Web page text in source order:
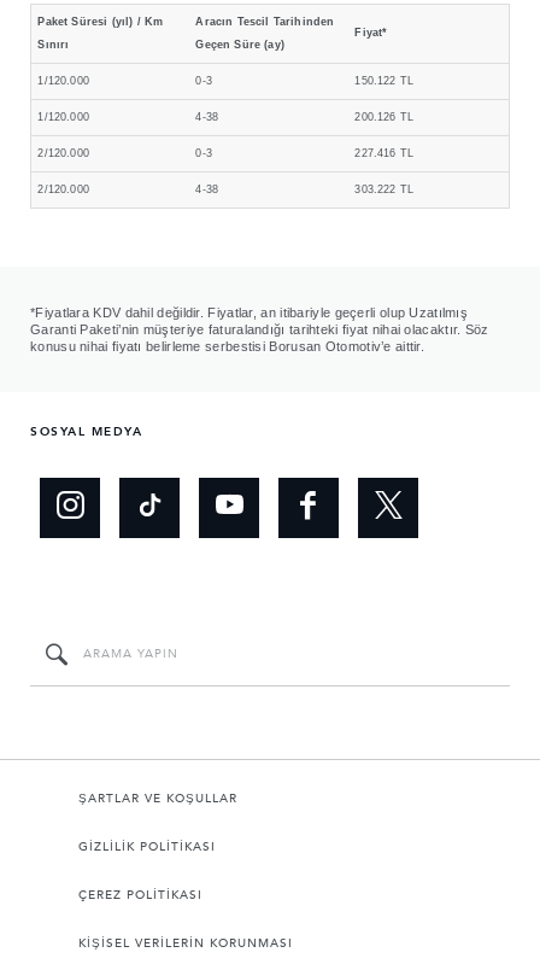
Paket Süresi (yıl) / Km
Sınırı
Aracın Tescil Tarihinden
Geçen Süre (ay)
Fiyat*
1/120.000 0-3 150.122 TL
1/120.000 4-38 200.126 TL
2/120.000 0-3 227.416 TL
2/120.000 4-38 303.222 TL
*Fiyatlara KDV dahil değildir. Fiyatlar, an itibariyle geçerli olup Uzatılmış
Garanti Paketi’nin müşteriye faturalandığı tarihteki fiyat nihai olacaktır. Söz
konusu nihai fiyatı belirleme serbestisi Borusan Otomotiv’e aittir.
SOSYAL MEDYA
ŞARTLAR VE KOŞULLAR
GİZLİLİK POLİTİKASI
ÇEREZ POLİTİKASI
KİŞİSEL VERİLERİN KORUNMASI